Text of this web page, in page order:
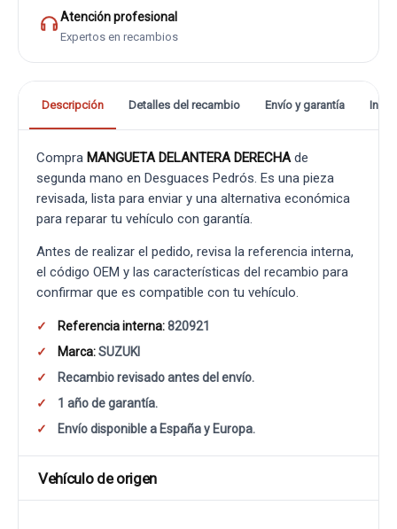
Atención profesional
Expertos en recambios
Descripción Detalles del recambio Envío y garantía
Compra MANGUETA DELANTERA DERECHAde
segunda mano en Desguaces Pedrós. Es una pieza
revisada, lista para enviar y una alternativa económica
para reparar tu vehículo con garantía.
Antes de realizar el pedido, revisa la referencia interna,
el código OEM y las características del recambio para
confirmar que es compatible con tu vehículo.
Referencia interna:820921
Marca:SUZUKI
Recambio revisado antes del envío.
1 año de garantía.
Envío disponible a España y Europa.
Vehículo de origen